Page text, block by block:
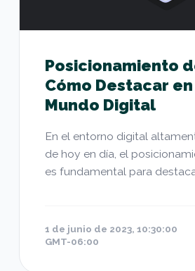
Posicionamiento
Cómo Destacar
Mundo Digital
En el entorno digital
de hoy en día, el
es fundamental para
1 de junio de 2023, 10:30:00
GMT-06:00